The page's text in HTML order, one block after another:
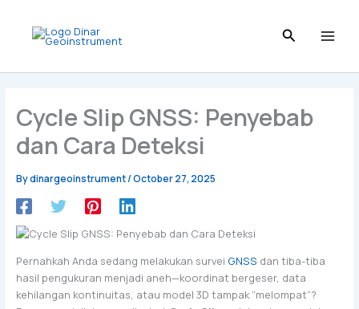
content
Cycle Slip GNSS: Penyebab
dan Cara Deteksi
Bydinargeoinstrument/October 27, 2025
Pernahkah Anda sedang melakukan survei GNSS dan tiba-tiba
hasil pengukuran menjadi aneh—koordinat bergeser, data
kehilangan kontinuitas, atau model 3D tampak “melompat”?